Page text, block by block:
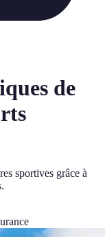
de
sportives grâce à